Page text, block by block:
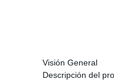
Visión General
Descripción del